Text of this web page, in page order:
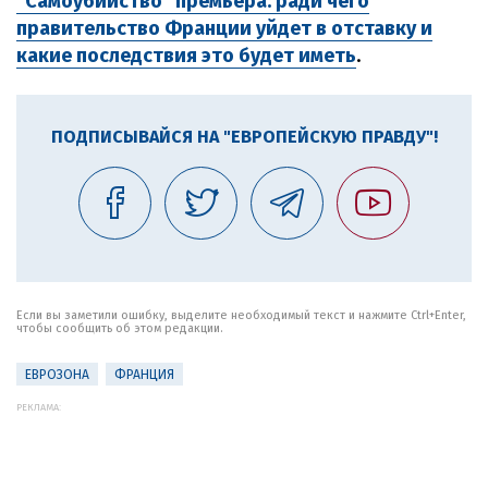
правительство Франции уйдет в отставку и
какие последствия это будет иметь.
ПОДПИСЫВАЙСЯ НА "ЕВРОПЕЙСКУЮ ПРАВДУ"!
Если вы заметили ошибку, выделите необходимый текст и нажмите Ctrl+Enter,
чтобы сообщить об этом редакции.
ЕВРОЗОНА ФРАНЦИЯ
РЕКЛАМА: